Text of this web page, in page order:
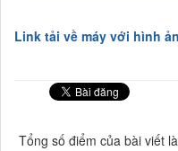
Link tải về máy với hình
Tổng số điểm của bài viết